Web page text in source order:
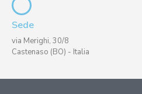
Sede
via Merighi, 30/8
Castenaso (BO) - Italia